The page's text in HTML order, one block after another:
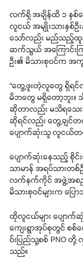
လက်ရှိ အချိန်ထိ ၁ နှစ်က
လူငယ် အမျိုးသားနှစ်
သော်လည်း မည်သည့်ထူး
ဆက်သွယ် အကြောင်းက
ဦး၏ မိသားစုဝင်က
“တွေ့ဖူးတဲ့လူတွေ ရှိရင်လ
မိဘတွေ မရှိတော့ဘူး။
ဆိုတာလည်း မသိရသေ
ဆိုရင်လည်း တွေ့ချင်တ
ပျောက်ဆုံးသူ လူငယ်တစ်
ပျောက်ဆုံးနေသည့် စိုင်
သာမာန် အရပ်သားတစ်
လက်နက်ကိုင် အဖွဲ့အစည်း
မိသားစုဝင်များက ပြေ
ထိုလူငယ်များ ပျောက်
ကျေးရွာအုပ်စုတွင် စ
ဝ်းပြည်သူ့စစ် PNO တို့
သည်။